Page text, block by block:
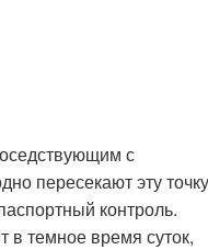
с
пересекают эту точку
контроль.
в темное время суток,